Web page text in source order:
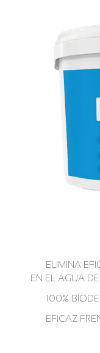
ELIMINA
EN EL AGUA
100%
EFICAZ